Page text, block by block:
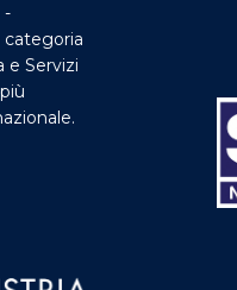
-
categoria
e Servizi